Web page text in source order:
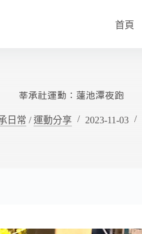
首頁
莘承社運動：蓮池潭夜跑
日常 /運動分享 2023-11-03